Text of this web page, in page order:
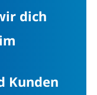
dich
Kunden